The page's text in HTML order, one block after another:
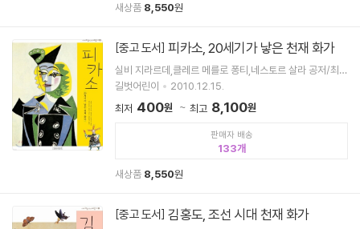
새상품 8,550원
[중고 도서] 피카소, 20세기가 낳은 천재 화가
실비 지라르데,클레르 메를로 퐁티,네스토르 살라 공저/최윤
정 역
길벗어린이
2010.12.15.
최저 400원 최고 8,100원
판매자 배송
133
새상품 8,550원
[중고 도서] 김홍도, 조선 시대 천재 화가